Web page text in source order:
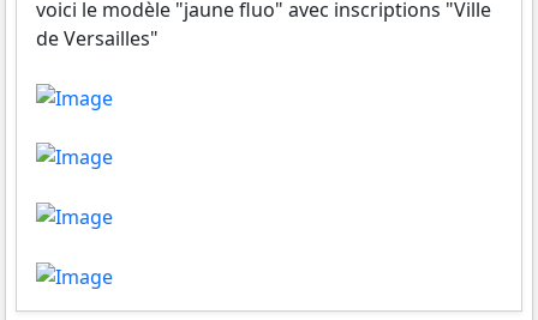
voici le modèle "jaune fluo" avec inscriptions "Ville
de Versailles"